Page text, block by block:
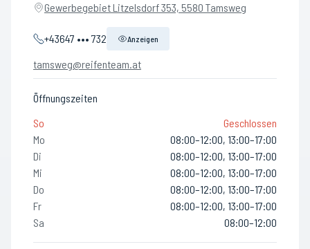
Gewerbegebiet Litzelsdorf 353, 5580 Tamsweg
+43647 ••• 732 Anzeigen
tamsweg@reifenteam.at
Öffnungszeiten
So
Geschlossen
Mo
08:00–12:00, 13:00–17:00
Di
08:00–12:00, 13:00–17:00
Mi
08:00–12:00, 13:00–17:00
Do
08:00–12:00, 13:00–17:00
Fr
08:00–12:00, 13:00–17:00
Sa
08:00–12:00